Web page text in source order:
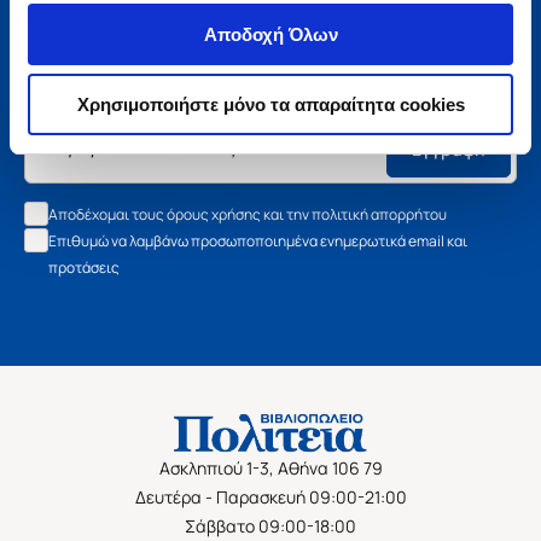
Αποδοχή Όλων
Χρησιμοποιήστε μόνο τα απαραίτητα cookies
Μάθετε τα νέα της Πολιτείας
Εγγραφείτε στο newsletter μας και μάθετε πρώτοι όλα τα
νέα βιβλία, τις εξαιρετικές τιμές και τις εκδηλώσεις μας.
Εγγραφή
Αποδέχομαι τους όρους χρήσης και την πολιτική απορρήτου
Επιθυμώ να λαμβάνω προσωποποιημένα ενημερωτικά email και
προτάσεις
Ασκληπιού 1-3, Αθήνα 106 79
Δευτέρα - Παρασκευή 09:00-21:00
Σάββατο 09:00-18:00